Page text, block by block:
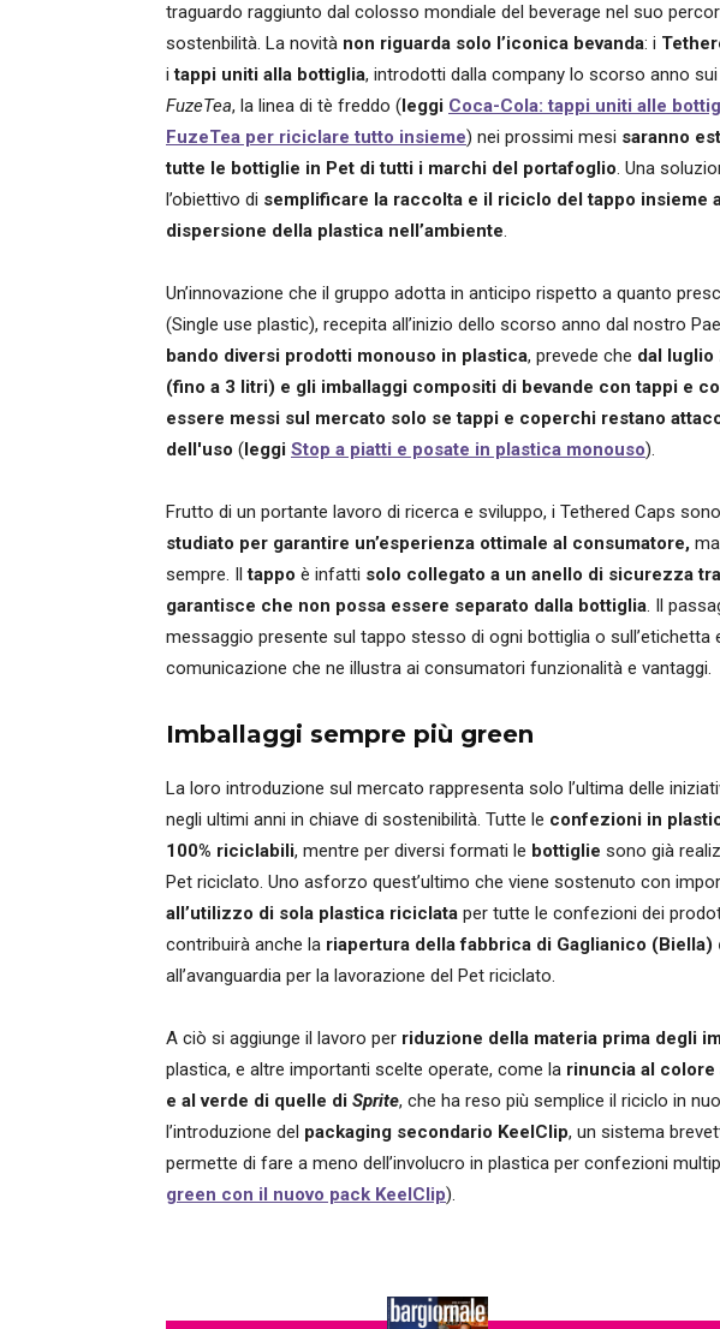
traguardo raggiunto dal colosso mondiale del beverage nel suo
sostenbilità. La novità non riguarda solo l’iconica bevanda: i
itappi uniti alla bottiglia, introdotti dalla company lo scorso anno sui
FuzeTea, la linea di tè freddo (leggi Coca-Cola: tappi uniti alle
FuzeTea per riciclare tutto insieme) nei prossimi mesi saranno
tutte le bottiglie in Pet di tutti i marchi del portafoglio. Una
l’obiettivo di semplificare la raccolta e il riciclo del tappo insieme
dispersione della plastica nell’ambiente.
Un’innovazione che il gruppo adotta in anticipo rispetto a quanto
(Single use plastic), recepita all’inizio dello scorso anno dal nostro
bando diversi prodotti monouso in plastica, prevede che dal luglio
(fino a 3 litri) e gli imballaggi compositi di bevande con tappi e
essere messi sul mercato solo se tappi e coperchi restano
dell'uso (leggi Stop a piatti e posate in plastica monouso).
Frutto di un portante lavoro di ricerca e sviluppo, i Tethered Caps
studiato per garantire un’esperienza ottimale al consumatore,
sempre. Iltappo è infatti solo collegato a un anello di sicurezza
garantisce che non possa essere separato dalla bottiglia. Il
messaggio presente sul tappo stesso di ogni bottiglia o sull’etichetta
comunicazione che ne illustra ai consumatori funzionalità e vantaggi.
Imballaggi sempre più green
La loro introduzione sul mercato rappresenta solo l’ultima delle
negli ultimi anni in chiave di sostenibilità. Tutte le confezioni in
100% riciclabili, mentre per diversi formati le bottiglie sono già
Pet riciclato. Uno asforzo quest’ultimo che viene sostenuto con
all’utilizzo di sola plastica riciclata per tutte le confezioni dei
contribuirà anche la riapertura della fabbrica di Gaglianico
all’avanguardia per la lavorazione del Pet riciclato.
A ciò si aggiunge il lavoro per riduzione della materia prima degli
plastica, e altre importanti scelte operate, come la rinuncia al
e al verde di quelle di Sprite, che ha reso più semplice il riciclo in
l’introduzione del packaging secondario KeelClip, un sistema
permette di fare a meno dell’involucro in plastica per confezioni
green con il nuovo pack KeelClip).